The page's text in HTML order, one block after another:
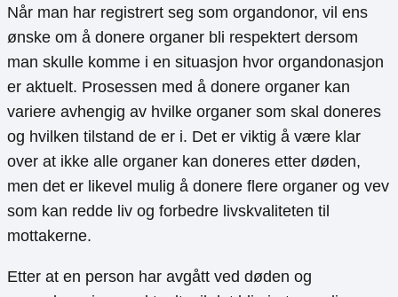
Når man har registrert seg som organdonor, vil ens
ønske om å donere organer bli respektert dersom
man skulle komme i en situasjon hvor organdonasjon
er aktuelt. Prosessen med å donere organer kan
variere avhengig av hvilke organer som skal doneres
og hvilken tilstand de er i. Det er viktig å være klar
over at ikke alle organer kan doneres etter døden,
men det er likevel mulig å donere flere organer og vev
som kan redde liv og forbedre livskvaliteten til
mottakerne.
Etter at en person har avgått ved døden og